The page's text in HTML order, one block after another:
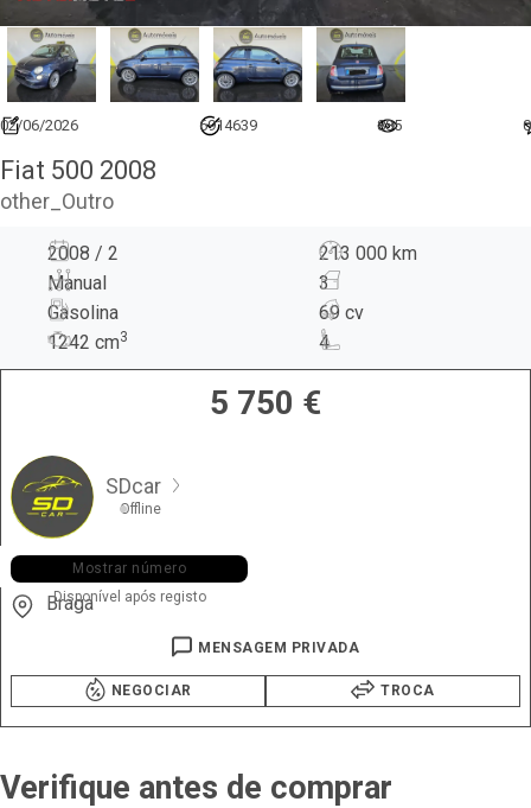
02/06/2026 6914639 885 0
Fiat 500 2008
other_Outro
2008 / 2
213 000 km
Manual
3
Gasolina
69 cv
1242 cm3 4
5 750 €
SDcar
Offline
+351 914 ••• •31
Mostrar número
Disponível após registo
Braga
MENSAGEM PRIVADA
NEGOCIAR TROCA
Verifique antes de comprar